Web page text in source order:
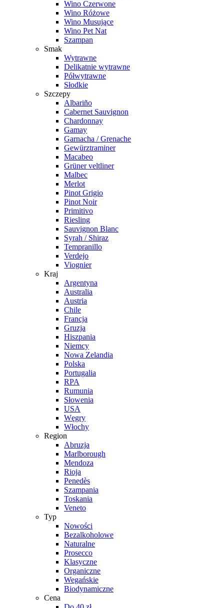
Wino Czerwone
Wino Różowe
Wino Musujące
Wino Pet Nat
Szampan
Smak
Wytrawne
Delikatnie wytrawne
Półwytrawne
Słodkie
Szczepy
Albariño
Cabernet Sauvignon
Chardonnay
Gamay
Garnacha / Grenache
Gewürztraminer
Macabeo
Grüner veltliner
Malbec
Merlot
Pinot Grigio
Pinot Noir
Primitivo
Riesling
Sauvignon Blanc
Syrah / Shiraz
Tempranillo
Verdejo
Viognier
Kraj
Argentyna
Australia
Austria
Chile
Francja
Gruzja
Hiszpania
Niemcy
Nowa Zelandia
Polska
Portugalia
RPA
Rumunia
Słowenia
USA
Węgry
Włochy
Region
Abruzja
Marlborough
Mendoza
Rioja
Penedès
Szampania
Toskania
Veneto
Typ
Nowości
Bezalkoholowe
Naturalne
Prosecco
Klasyczne
Organiczne
Wegańskie
Biodynamiczne
Cena